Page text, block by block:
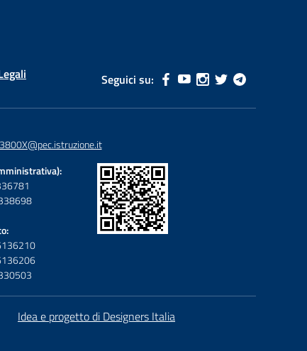
Seguici su:
Idea e progetto di Designers Italia